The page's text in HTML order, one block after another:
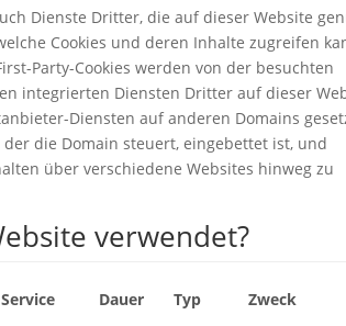
Dienste Dritter, die auf dieser Website
Cookies und deren Inhalte zugreifen
Party-Cookies werden von der besuchten
integrierten Diensten Dritter auf dieser
Diensten auf anderen Domains
die Domain steuert, eingebettet ist, und
über verschiedene Websites hinweg zu
verwendet?
Service Dauer Typ Zweck